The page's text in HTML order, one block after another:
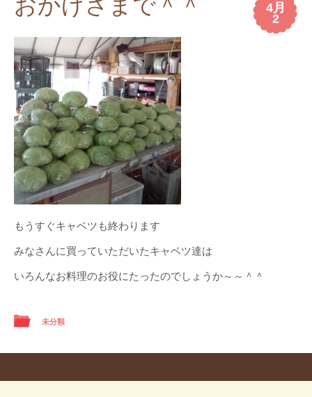
4月
2
おかげさまで＾＾
もうすぐキャベツも終わります
みなさんに買っていただいたキャベツ達は
いろんなお料理のお役にたったのでしょうか～～＾＾
未分類
Post navigation